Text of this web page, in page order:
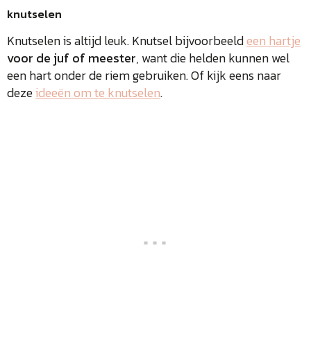
knutselen
Knutselen is altijd leuk. Knutsel bijvoorbeeldeen hartje
voor de juf of meester, want die helden kunnen wel
een hart onder de riem gebruiken. Of kijk eens naar
dezeideeën om te knutselen.